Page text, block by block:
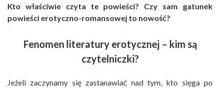
Kto właściwie czyta te powieści? Czy sam gatunek
powieści erotyczno-romansowej to nowość?
Fenomen literatury erotycznej – kim są
czytelniczki?
Jeżeli zaczynamy się zastanawiać nad tym, kto sięga po